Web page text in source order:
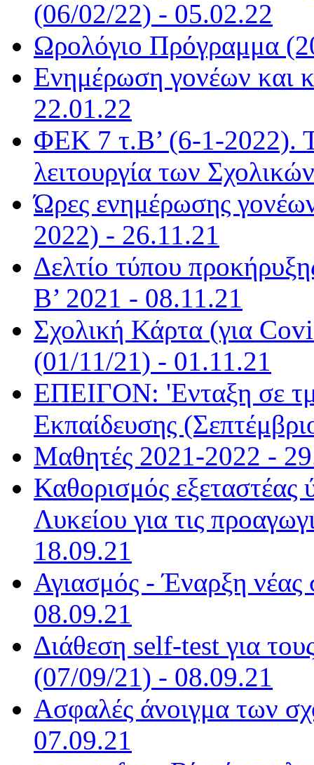
(06/02/22) - 05.02.22
Ωρολόγιο Πρόγραμμα
Ενημέρωση γονέων και
22.01.22
ΦΕΚ 7 τ.Β’ (6-1-2022).
λειτουργία των
Ώρες ενημέρωσης
2022) - 26.11.21
Δελτίο τύπου
Β’ 2021 - 08.11.21
Σχολική Κάρτα (για
(01/11/21) - 01.11.21
ΕΠΕΙΓΟΝ: 'Ενταξη σε
Εκπαίδευσης
Μαθητές 2021-2022 -
Καθορισμός
Λυκείου για τις
18.09.21
Αγιασμός - Έναρξη νέας
08.09.21
Διάθεση self-test για
(07/09/21) - 08.09.21
Ασφαλές άνοιγμα των
07.09.21